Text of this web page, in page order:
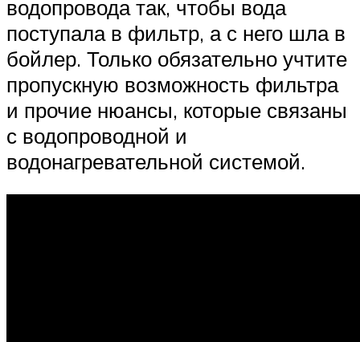
водопровода так, чтобы вода
поступала в фильтр, а с него шла в
бойлер. Только обязательно учтите
пропускную возможность фильтра
и прочие нюансы, которые связаны
с водопроводной и
водонагревательной системой.